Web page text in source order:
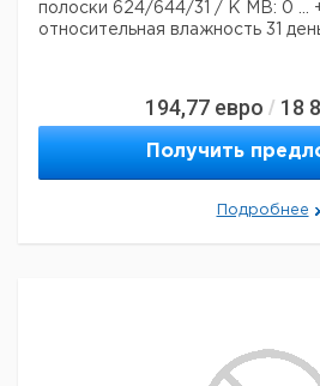
полоски 624/644/31 / K MB: 0 ...
относительная влажность 31
194,77 евро / 18
Получить
Подробнее